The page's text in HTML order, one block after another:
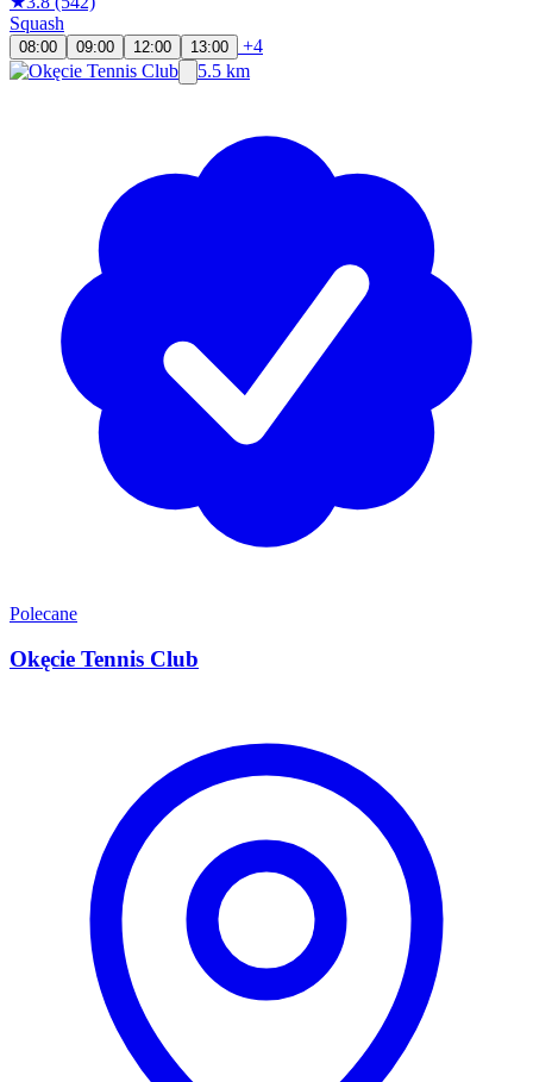
Squash
08:00 09:00 12:00 13:00
+4
5.5 km
Polecane
Okęcie Tennis Club